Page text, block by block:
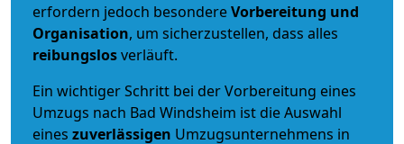
erfordern jedoch besondereVorbereitung und
Organisation, um sicherzustellen, dass alles
reibungslosverläuft.
Ein wichtiger Schritt bei der Vorbereitung eines
Umzugs nach Bad Windsheim ist die Auswahl
eines zuverlässigen Umzugsunternehmens in